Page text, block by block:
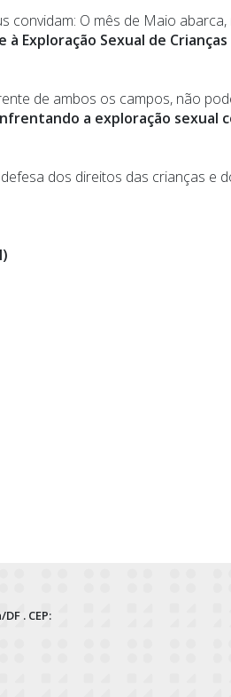
convidam: O mês de Maio
à Exploração Sexual de
de ambos os campos, não
a exploração
dos direitos das crianças e
. CEP: